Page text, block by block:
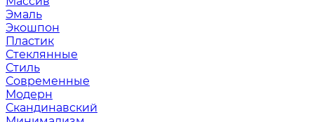
Эмаль
Экошпон
Пластик
Стеклянные
Стиль
Современные
Модерн
Скандинавский